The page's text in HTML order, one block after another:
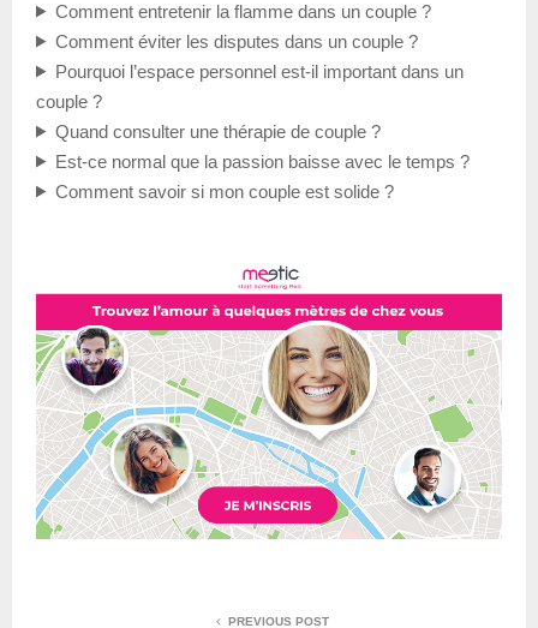
Comment entretenir la flamme dans un couple ?
Comment éviter les disputes dans un couple ?
Pourquoi l’espace personnel est-il important dans un
couple ?
Quand consulter une thérapie de couple ?
Est-ce normal que la passion baisse avec le temps ?
Comment savoir si mon couple est solide ?
PREVIOUS POST